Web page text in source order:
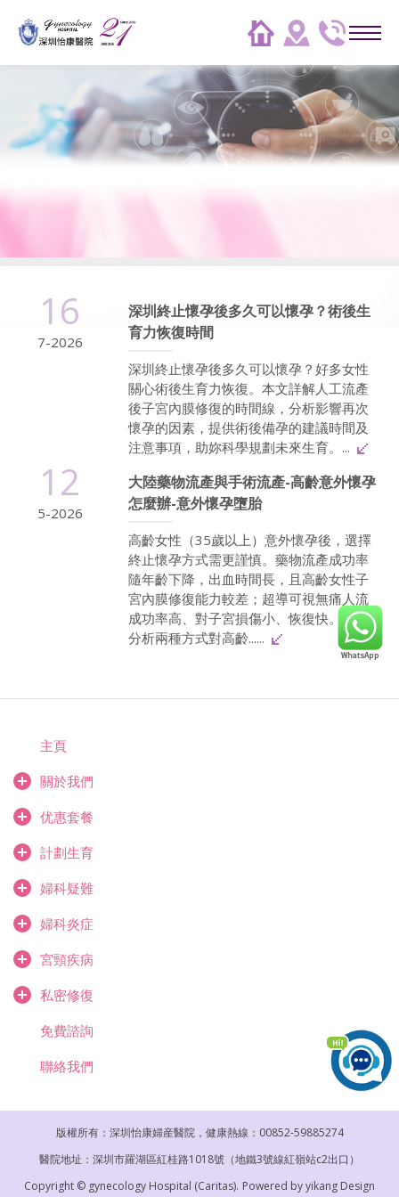
16
7-2026
深圳終止懷孕後多久可以懷孕？術後生
育力恢復時間
深圳終止懷孕後多久可以懷孕？好多女性
關心術後生育力恢復。本文詳解人工流產
後子宮內膜修復的時間線，分析影響再次
懷孕的因素，提供術後備孕的建議時間及
注意事項，助妳科學規劃未來生育。...
12
5-2026
大陸藥物流產與手術流產-高齡意外懷孕
怎麼辦-意外懷孕墮胎
高齡女性（35歲以上）意外懷孕後，選擇
終止懷孕方式需更謹慎。藥物流產成功率
隨年齡下降，出血時間長，且高齡女性子
宮內膜修復能力較差；超導可視無痛人流
成功率高、對子宮損傷小、恢復快。本文
分析兩種方式對高齡......
主頁
關於我們
优惠套餐
計劃生育
婦科疑難
婦科炎症
宮頸疾病
私密修復
免費諮詢
聯絡我們
版權所有：深圳怡康婦産醫院，健康熱線：00852-59885274
醫院地址：深圳市羅湖區紅桂路1018號（地鐵3號線紅嶺站c2出口）
Copyright © gynecology Hospital (Caritas). Powered byyikang Design